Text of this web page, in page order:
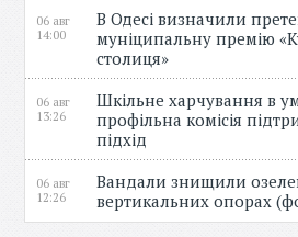
06 авг
14:00
В Одесі визначили
муніципальну премію
столиця»
06 авг
13:26
Шкільне харчування в
профільна комісія
підхід
06 авг
12:26
Вандали знищили
вертикальних опорах